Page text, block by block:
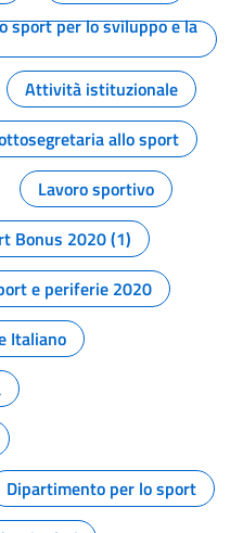
sport per lo sviluppo e la
Attività istituzionale
allo sport
Lavoro sportivo
Bonus 2020 (1)
e periferie 2020
Italiano
Dipartimento per lo sport